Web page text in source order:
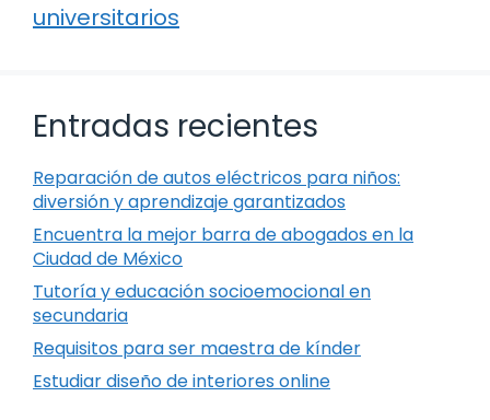
universitarios
Entradas recientes
Reparación de autos eléctricos para niños:
diversión y aprendizaje garantizados
Encuentra la mejor barra de abogados en la
Ciudad de México
Tutoría y educación socioemocional en
secundaria
Requisitos para ser maestra de kínder
Estudiar diseño de interiores online